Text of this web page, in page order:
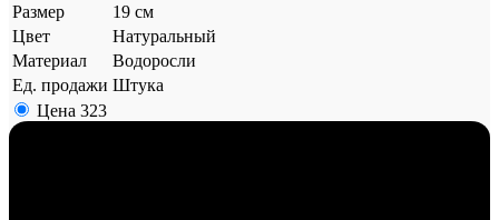
Размер
19 см
Цвет
Натуральный
Материал
Водоросли
Ед. продажи Штука
Цена 323